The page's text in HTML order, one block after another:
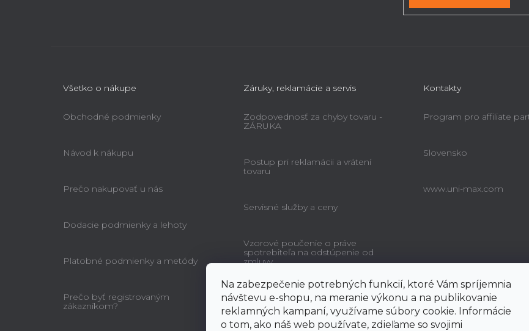
Na zabezpečenie potrebných funkcií, ktoré Vám spríjemnia
návštevu e-shopu, na meranie výkonu a na publikovanie
reklamných kampaní, využívame súbory cookie. Informácie
o tom, ako náš web používate, zdieľame so svojimi
Všetko o nákupe
Obchodné podmienky
Návod k nákupu
Prečo nakupovať u nás
Dodacie podmienky a lehoty
Platobné podmienky a metódy
Prečo byť registrovaným
zákazníkom?
Záruky, reklamácie a servis
Zodpovednosť za chyby tovaru -
ZÁRUKA
Postup pri reklamácii a vrátení
tovaru
Servisné služby a ceny
Vzorové poučenie o práve
spotrebiteľa na odstúpenie od
zmluvy
Kontakty
Program pro affiliate
Slovensko
www.uni-max.com